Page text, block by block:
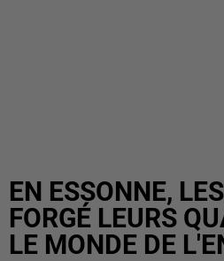
EN ESSONNE,
FORGÉ LEURS
LE MONDE DE